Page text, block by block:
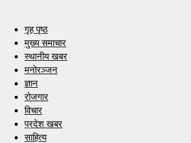
गृह पृष्ठ
मुख्य समाचार
स्थानीय खबर
मनोरञ्जन
ज्ञान
रोजगार
विचार
प्रदेश खबर
साहित्य